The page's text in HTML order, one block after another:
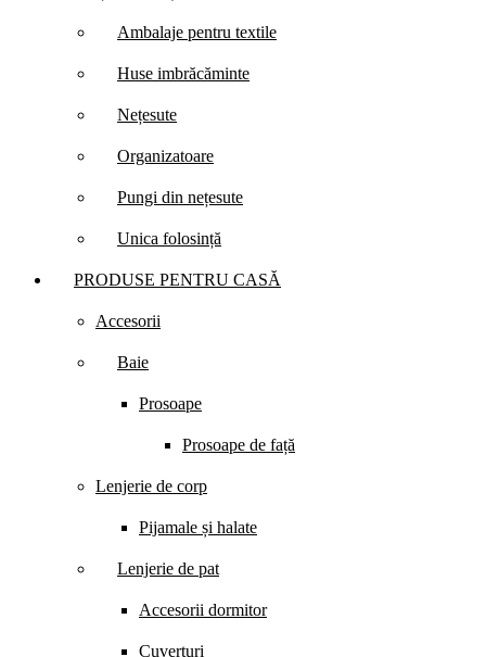
Ambalaje pentru textile
Huse imbrăcăminte
Nețesute
Organizatoare
Pungi din nețesute
Unica folosință
PRODUSE PENTRU CASĂ
Accesorii
Baie
Prosoape
Prosoape de față
Lenjerie de corp
Pijamale și halate
Lenjerie de pat
Accesorii dormitor
Cuverturi